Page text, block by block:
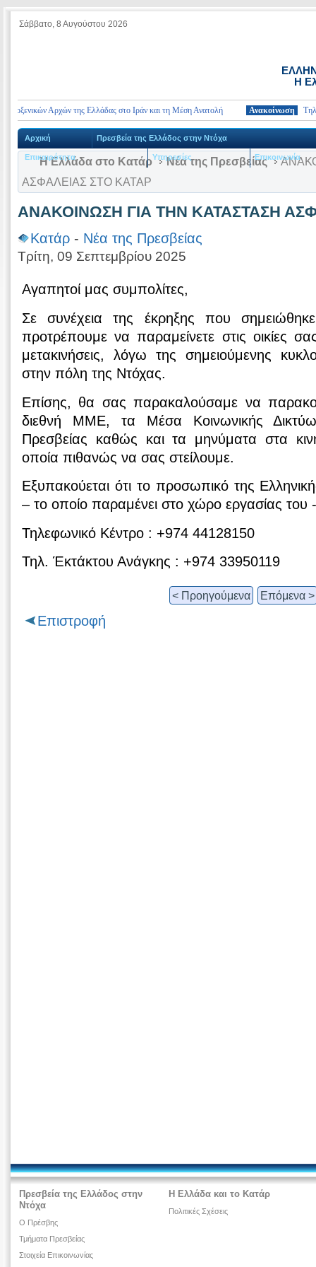
Σάββατο, 8 Αυγούστου 2026
Η
Αρχών της Ελλάδας στο Ιράν και τη Μέση Ανατολή Ανακοίνωση
Αρχική Πρεσβεία της Ελλάδος στην Ντόχα
Επικαιρότητα Υπηρεσίες Επικοινωνία
Η Ελλάδα στο Κατάρ Νέα της Πρεσβείας
ΑΣΦΑΛΕΙΑΣ ΣΤΟ ΚΑΤΑΡ
ΑΝΑΚΟΙΝΩΣΗ ΓΙΑ ΤΗΝ ΚΑΤΑΣΤΑΣΗ
Κατάρ - Νέα της Πρεσβείας
Τρίτη, 09 Σεπτεμβρίου 2025
Αγαπητοί μας συμπολίτες,
Σε συνέχεια της έκρηξης που
προτρέπουμε να παραμείνετε στις οικίες
μετακινήσεις, λόγω της σημειούμενης
στην πόλη της Ντόχας.
Επίσης, θα σας παρακαλούσαμε να
διεθνή ΜΜΕ, τα Μέσα Κοινωνικής
Πρεσβείας καθώς και τα μηνύματα στα
οποία πιθανώς να σας στείλουμε.
Εξυπακούεται ότι το προσωπικό της
– το οποίο παραμένει στο χώρο εργασίας του
Τηλεφωνικό Κέντρο : +974 44128150
Τηλ. Έκτάκτου Ανάγκης : +974 33950119
< Προηγούμενα Επόμενα >
Επιστροφή
Πρεσβεία της Ελλάδος στην
Ντόχα
Ο Πρέσβης
Τμήματα Πρεσβείας
Στοιχεία Επικοινωνίας
Η Ελλάδα και το Κατάρ
Πολιτικές Σχέσεις